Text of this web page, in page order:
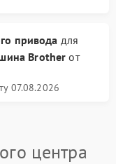
привода для
Brother от
07.08.2026
центра